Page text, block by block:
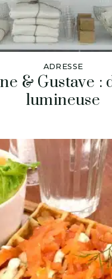
ADRESSE
& Gustave :
lumineuse